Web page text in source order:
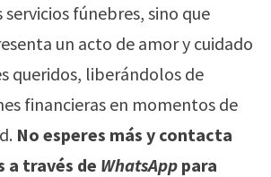
servicios fúnebres, sino que
un acto de amor y cuidado
queridos, liberándolos de
financieras en momentos de
No esperes más y contacta
a través de WhatsApppara